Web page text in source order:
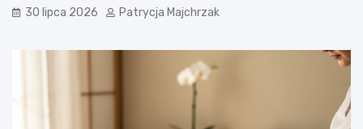
30 lipca 2026 Patrycja Majchrzak